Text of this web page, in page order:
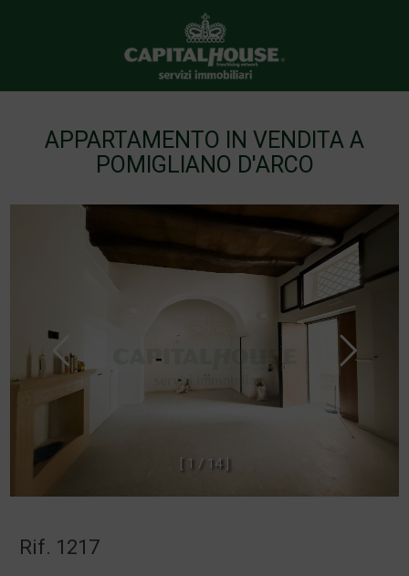
APPARTAMENTO IN VENDITA A
POMIGLIANO D'ARCO
[ 1 / 14
Rif. 1217